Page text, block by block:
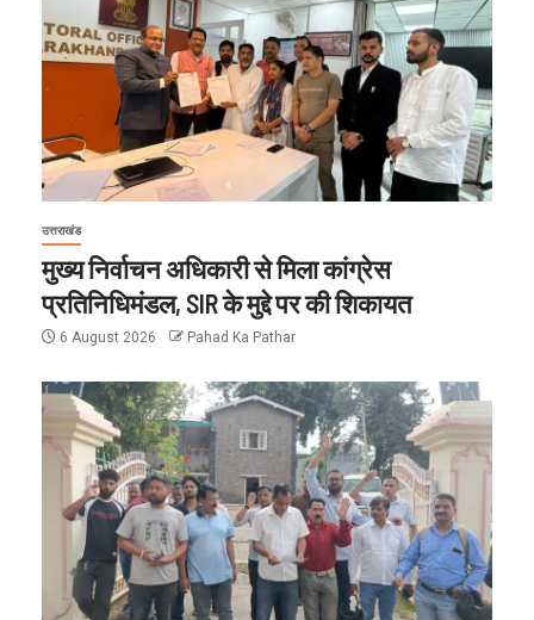
उत्तराखंड
मुख्य निर्वाचन अधिकारी से मिला कांग्रेस
प्रतिनिधिमंडल, SIR के मुद्दे पर की शिकायत
6 August 2026 Pahad Ka Pathar